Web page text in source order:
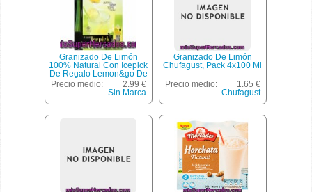
Granizado De Limón
100% Natural Con Icepick
De Regalo Lemon&go De
Doño 6 Unidades De 250
Gramos
Precio medio:
2.99 €
Sin Marca
Granizado De Limón
Chufagust, Pack 4x100 Ml
Precio medio:
1.65 €
Chufagust